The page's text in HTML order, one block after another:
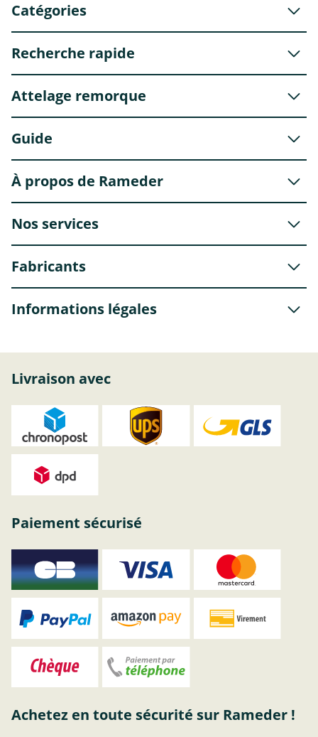
Catégories
Recherche rapide
Attelage remorque
Guide
À propos de Rameder
Nos services
Fabricants
Informations légales
Livraison avec
Paiement sécurisé
Achetez en toute sécurité sur Rameder !